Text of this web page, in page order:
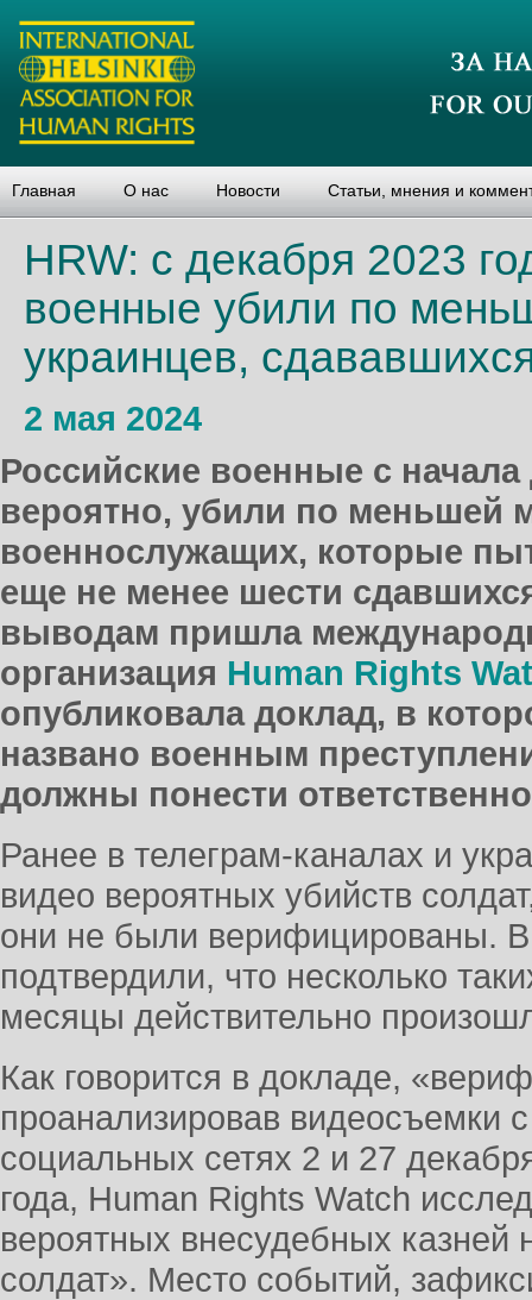
Главная О нас Новости Статьи, мнения и
HRW: с декабря 2023
военные убили по
украинцев,
2 мая 2024
Российские военные с начала
вероятно, убили по меньшей
военнослужащих, которые
еще не менее шести
выводам пришла
организация Human Rights
опубликовала доклад, в
названо военным
должны понести
Ранее в телеграм-каналах и
видео вероятных убийств
они не были верифицированы.
подтвердили, что несколько
месяцы действительно
Как говорится в докладе,
проанализировав видеосъемки
социальных сетях 2 и 27
года, Human Rights Watch
вероятных внесудебных казней
солдат». Место событий,